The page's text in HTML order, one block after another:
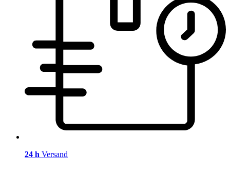
24 h Versand